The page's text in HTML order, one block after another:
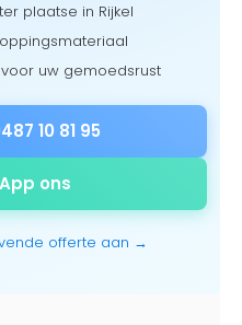
plaatse in Rijkel
uw gemoedsrust
10 81 95
ons
offerte aan →